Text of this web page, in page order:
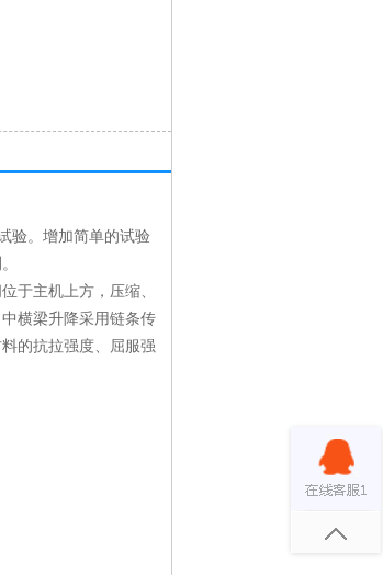
验。增加简单的试验
于主机上方，压缩、
横梁升降采用链条传
的抗拉强度、屈服强